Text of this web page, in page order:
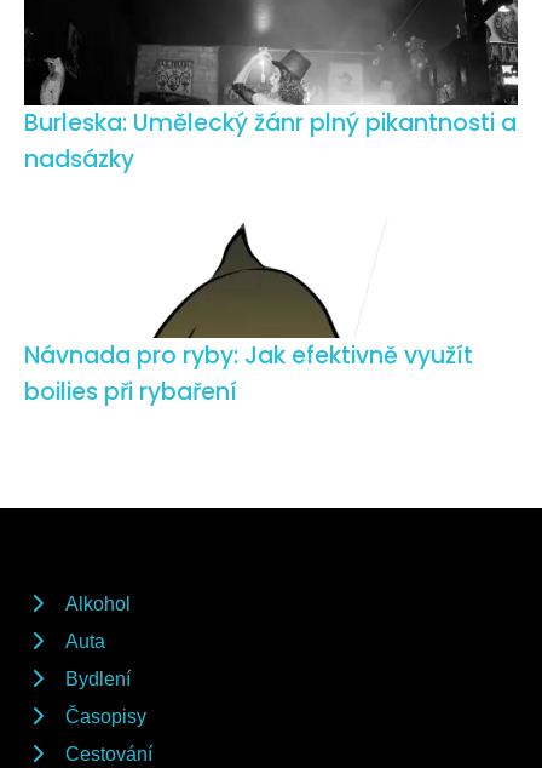
Burleska: Umělecký žánr plný pikantnosti a
nadsázky
Návnada pro ryby: Jak efektivně využít
boilies při rybaření
Alkohol
Auta
Bydlení
Časopisy
Cestování